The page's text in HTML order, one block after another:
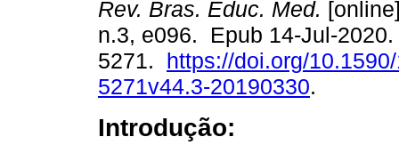
Rev. Bras. Educ. Med.
n.3, e096. Epub 14-Jul-
5271. https://doi.org/
5271v44.3-20190330.
Introdução: